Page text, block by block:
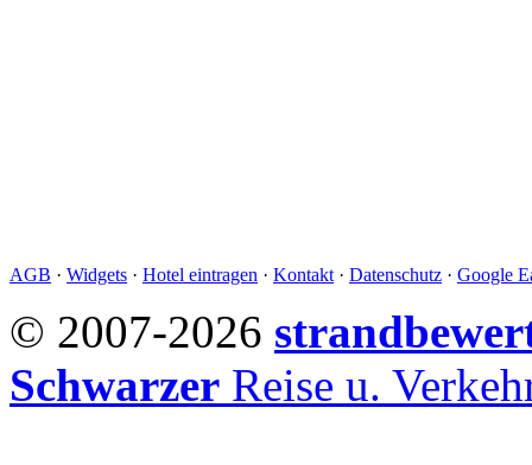
AGB · Widgets · Hotel eintragen · Kontakt · Datenschutz · Google
© 2007-2026
Schwarzer Reise u.